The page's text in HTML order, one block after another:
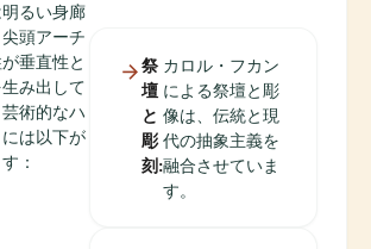
るい身廊
頭アーチ
垂直性と
み出して
術的なハ
は以下が
：
祭
壇
と
彫
刻:
カロル・フカン
による祭壇と彫
像は、伝統と現
代の抽象主義を
融合させていま
す。